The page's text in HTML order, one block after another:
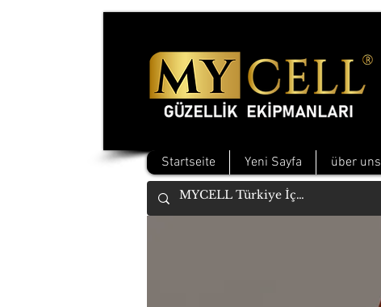
Startseite Yeni Sayfa über uns